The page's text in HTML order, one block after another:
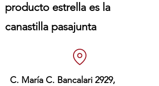
producto estrella es la
canastilla pasajunta
C. María C. Bancalari 2929,